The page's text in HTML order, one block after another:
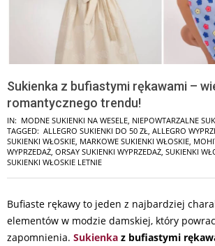
Sukienka z bufiastymi rękawami –
romantycznego trendu!
IN: MODNE SUKIENKI NA WESELE NIEPOWTARZALNE
TAGGED: ALLEGRO SUKIENKI DO 50 ZŁ ALLEGRO
SUKIENKI WŁOSKIE MARKOWE SUKIENKI WŁOSKIE
WYPRZEDAŻ ORSAY SUKIENKI WYPRZEDAŻ SUKIENKI
SUKIENKI WŁOSKIE LETNIE
Bufiaste rękawy to jeden z najbardziej
elementów w modzie damskiej, który
zapomnienia. Sukienka z bufiastymi